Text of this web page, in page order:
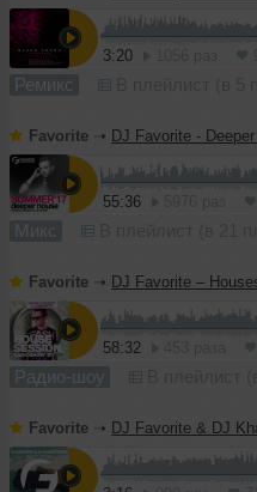
3:20
Ремикс
Favorite ➝ DJ Favorite - Deeper
55:36
Микс
Favorite ➝ DJ Favorite –
58:32
Радио-шоу
Favorite ➝ DJ Favorite & DJ Kharitonov -